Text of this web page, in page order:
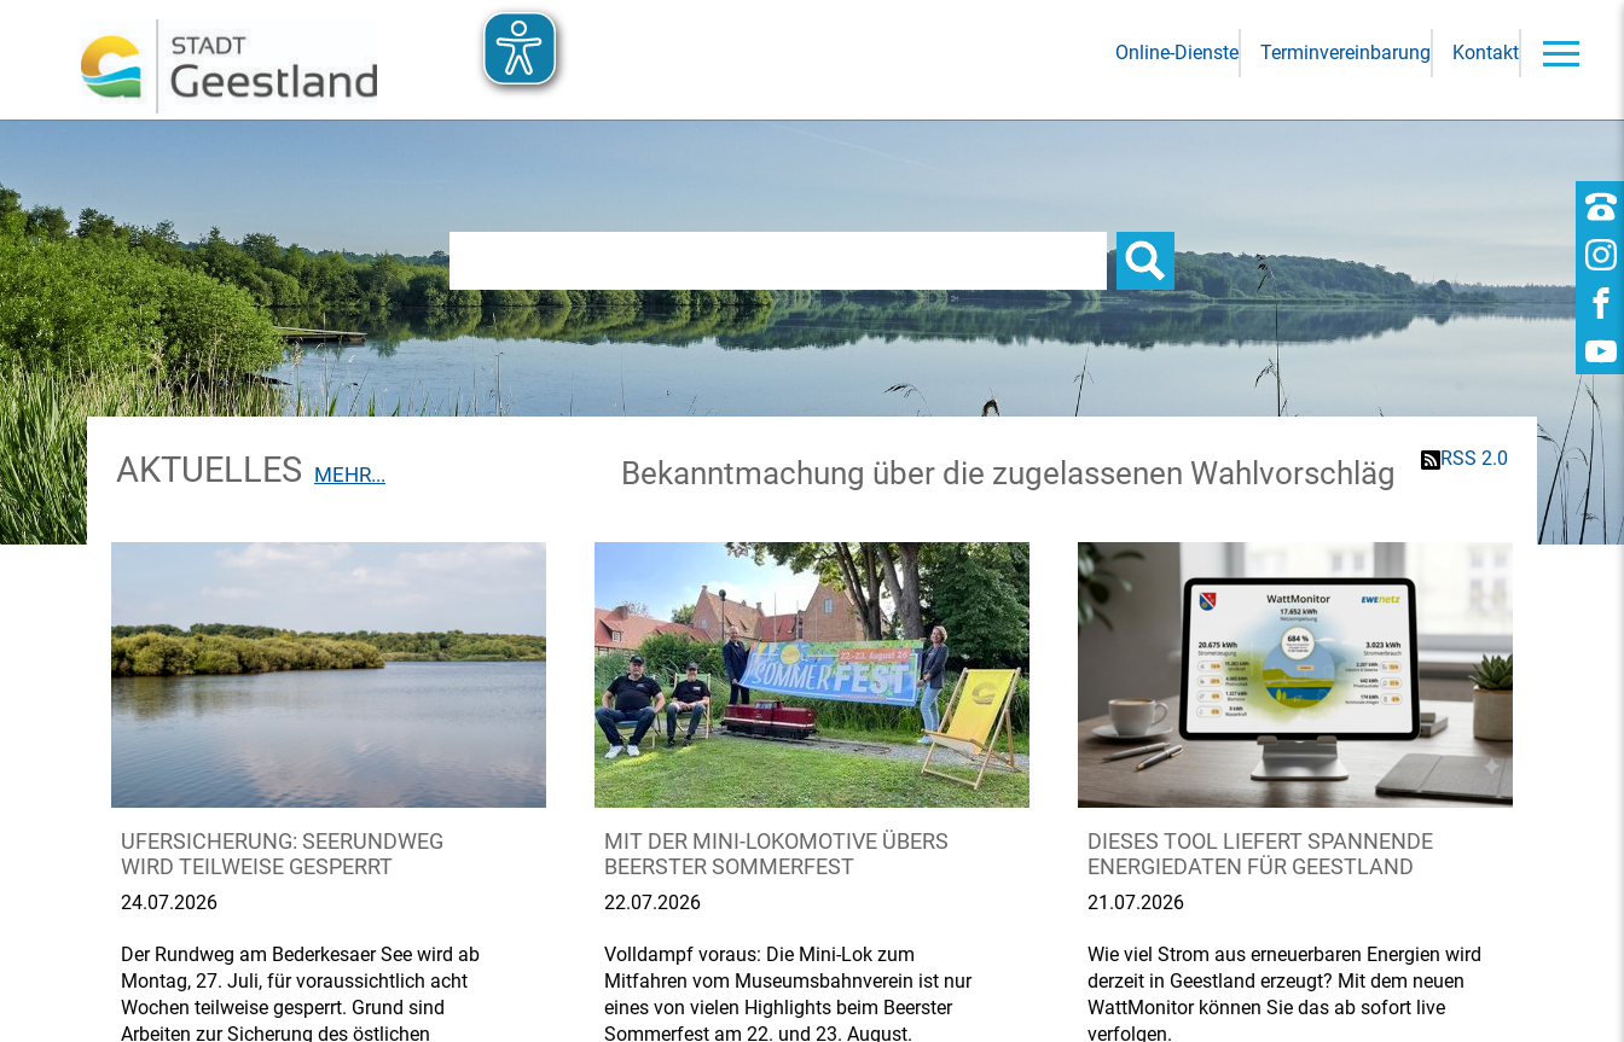
Online-Dienste Terminvereinbarung Kontakt
AKTUELLES MEHR... Bekanntmachung über die zugelassenen Wahlvorschläge RSS 2.0
UFERSICHERUNG: SEERUNDWEG
WIRD TEILWEISE GESPERRT
24.07.2026
Der Rundweg am Bederkesaer See wird ab
Montag, 27. Juli, für voraussichtlich acht
Wochen teilweise gesperrt. Grund sind
Arbeiten zur Sicherung des östlichen
MIT DER MINI-LOKOMOTIVE ÜBERS
BEERSTER SOMMERFEST
22.07.2026
Volldampf voraus: Die Mini-Lok zum
Mitfahren vom Museumsbahnverein ist nur
eines von vielen Highlights beim Beerster
Sommerfest am 22. und 23. August.
DIESES TOOL LIEFERT SPANNENDE
ENERGIEDATEN FÜR GEESTLAND
21.07.2026
Wie viel Strom aus erneuerbaren Energien wird
derzeit in Geestland erzeugt? Mit dem neuen
WattMonitor können Sie das ab sofort live
verfolgen.